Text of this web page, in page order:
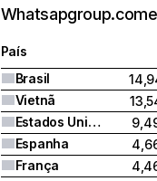
País
Brasil
Vietnã
Estados Unidos
Espanha
França